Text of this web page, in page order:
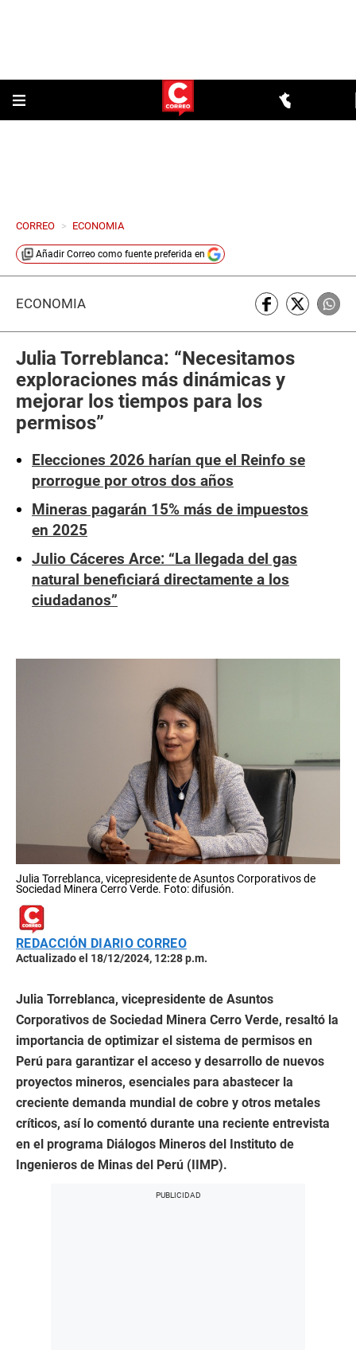
CORREO > ECONOMIA
Añadir Correo como fuente preferida en
ECONOMÍA
Julia Torreblanca: “Necesitamos
exploraciones más dinámicas y
mejorar los tiempos para los
permisos”
Elecciones 2026 harían que el Reinfo se
prorrogue por otros dos años
Mineras pagarán 15% más de impuestos
en 2025
Julio Cáceres Arce: “La llegada del gas
natural beneficiará directamente a los
ciudadanos”
Julia Torreblanca, vicepresidente de Asuntos Corporativos de
Sociedad Minera Cerro Verde. Foto: difusión.
REDACCIÓN DIARIO CORREO
Actualizado el 18/12/2024, 12:28 p.m.
Julia Torreblanca, vicepresidente de Asuntos
Corporativos de Sociedad Minera Cerro Verde, resaltó la
importancia de optimizar el sistema de permisos en
Perú para garantizar el acceso y desarrollo de nuevos
proyectos mineros, esenciales para abastecer la
creciente demanda mundial de cobre y otros metales
críticos, así lo comentó durante una reciente entrevista
en el programa Diálogos Mineros del Instituto de
Ingenieros de Minas del Perú (IIMP).